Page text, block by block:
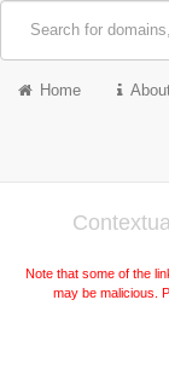
Home
Note that some of the
may be malicious.